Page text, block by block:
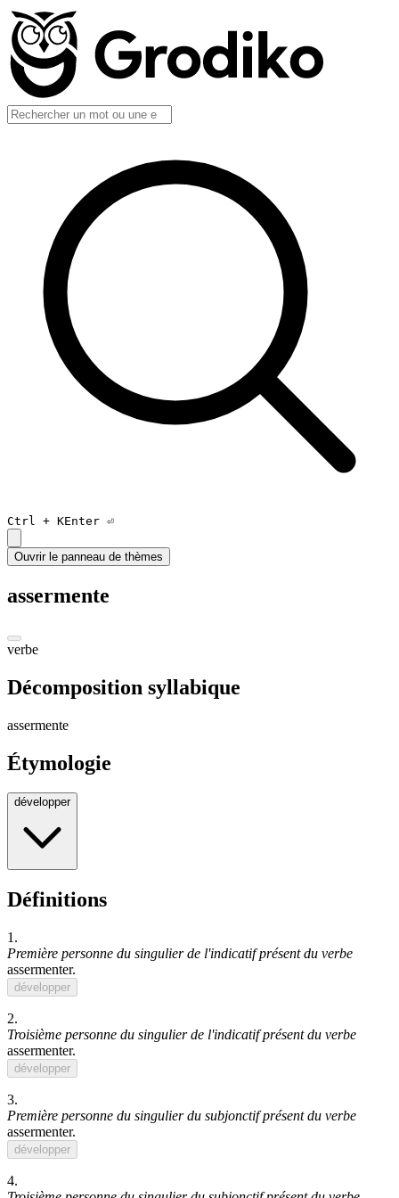
Ctrl + KEnter ⏎
Ouvrir le panneau de thèmes
assermente
verbe
Décomposition syllabique
assermente
Étymologie
développer
Définitions
1.
Première personne du singulier de l'indicatif présent du verbe
assermenter.
développer
2.
Troisième personne du singulier de l'indicatif présent du verbe
assermenter.
développer
3.
Première personne du singulier du subjonctif présent du verbe
assermenter.
développer
4.